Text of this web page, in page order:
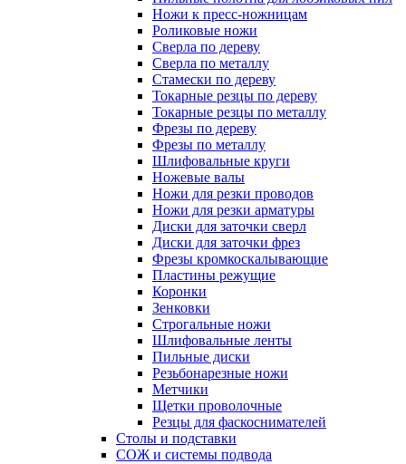
Ножи к пресс-ножницам
Роликовые ножи
Сверла по дереву
Сверла по металлу
Стамески по дереву
Токарные резцы по дереву
Токарные резцы по металлу
Фрезы по дереву
Фрезы по металлу
Шлифовальные круги
Ножевые валы
Ножи для резки проводов
Ножи для резки арматуры
Диски для заточки сверл
Диски для заточки фрез
Фрезы кромкоскалывающие
Пластины режущие
Коронки
Зенковки
Строгальные ножи
Шлифовальные ленты
Пильные диски
Резьбонарезные ножи
Метчики
Щетки проволочные
Резцы для фаскоснимателей
Столы и подставки
СОЖ и системы подвода